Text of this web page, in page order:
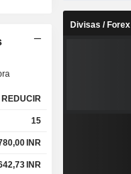
REDUCIR
15
INR
INR
Divisas / Forex